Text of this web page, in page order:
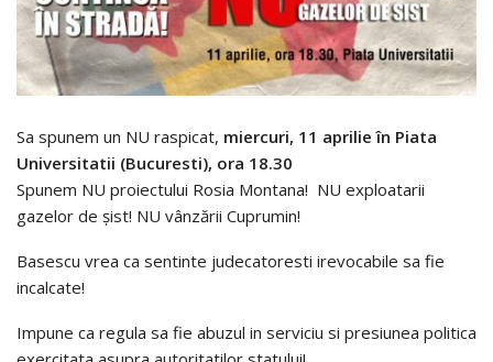
Sa spunem un NU raspicat, miercuri, 11 aprilie în Piata
Universitatii (Bucuresti), ora 18.30
Spunem NU proiectului Rosia Montana! NU exploatarii
gazelor de şist! NU vânzării Cuprumin!
Basescu vrea ca sentinte judecatoresti irevocabile sa fie
incalcate!
Impune ca regula sa fie abuzul in serviciu si presiunea politica